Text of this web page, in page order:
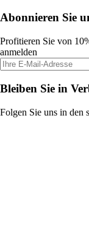
Abonnieren Sie
Profitieren Sie von
anmelden
Bleiben Sie in
Folgen Sie uns in den